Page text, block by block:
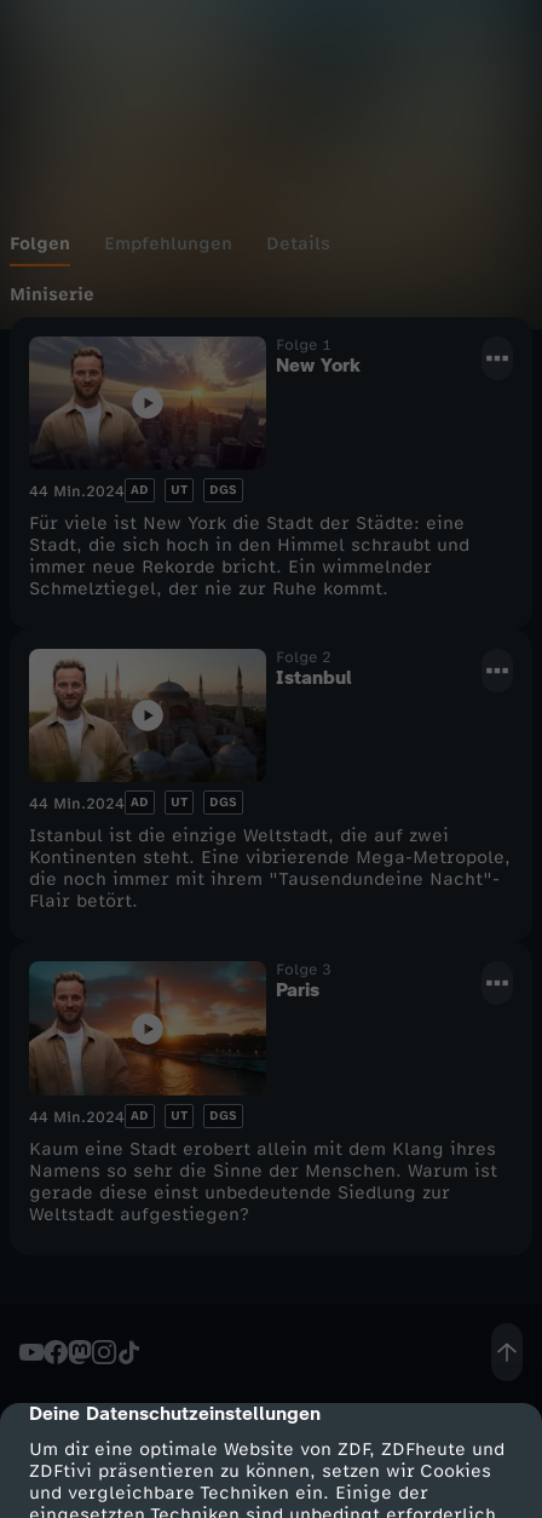
cmp-dialog-description
Deine Datenschutzeinstellungen
Um dir eine optimale Website von ZDF, ZDFheute und
ZDFtivi präsentieren zu können, setzen wir Cookies
und vergleichbare Techniken ein. Einige der
Folgen Empfehlungen Details
Miniserie
Folge 1
New York
44 Min.2024 AD UT DGS
Für viele ist New York die Stadt der Städte: eine
Stadt, die sich hoch in den Himmel schraubt und
immer neue Rekorde bricht. Ein wimmelnder
Schmelztiegel, der nie zur Ruhe kommt.
Folge 2
Istanbul
44 Min.2024 AD UT DGS
Istanbul ist die einzige Weltstadt, die auf zwei
Kontinenten steht. Eine vibrierende Mega-Metropole,
die noch immer mit ihrem "Tausendundeine Nacht"-
Flair betört.
Folge 3
Paris
44 Min.2024 AD UT DGS
Kaum eine Stadt erobert allein mit dem Klang ihres
Namens so sehr die Sinne der Menschen. Warum ist
gerade diese einst unbedeutende Siedlung zur
Weltstadt aufgestiegen?